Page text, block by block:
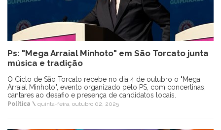
Ps: "Mega Arraial Minhoto" em São Torcato junta
música e tradição
O Ciclo de São Torcato recebe no dia 4 de outubro o "Mega
Arraial Minhoto", evento organizado pelo PS, com concertinas,
cantares ao desafio e presença de candidatos locais.
Política \ quinta-feira, outubro 02, 2025